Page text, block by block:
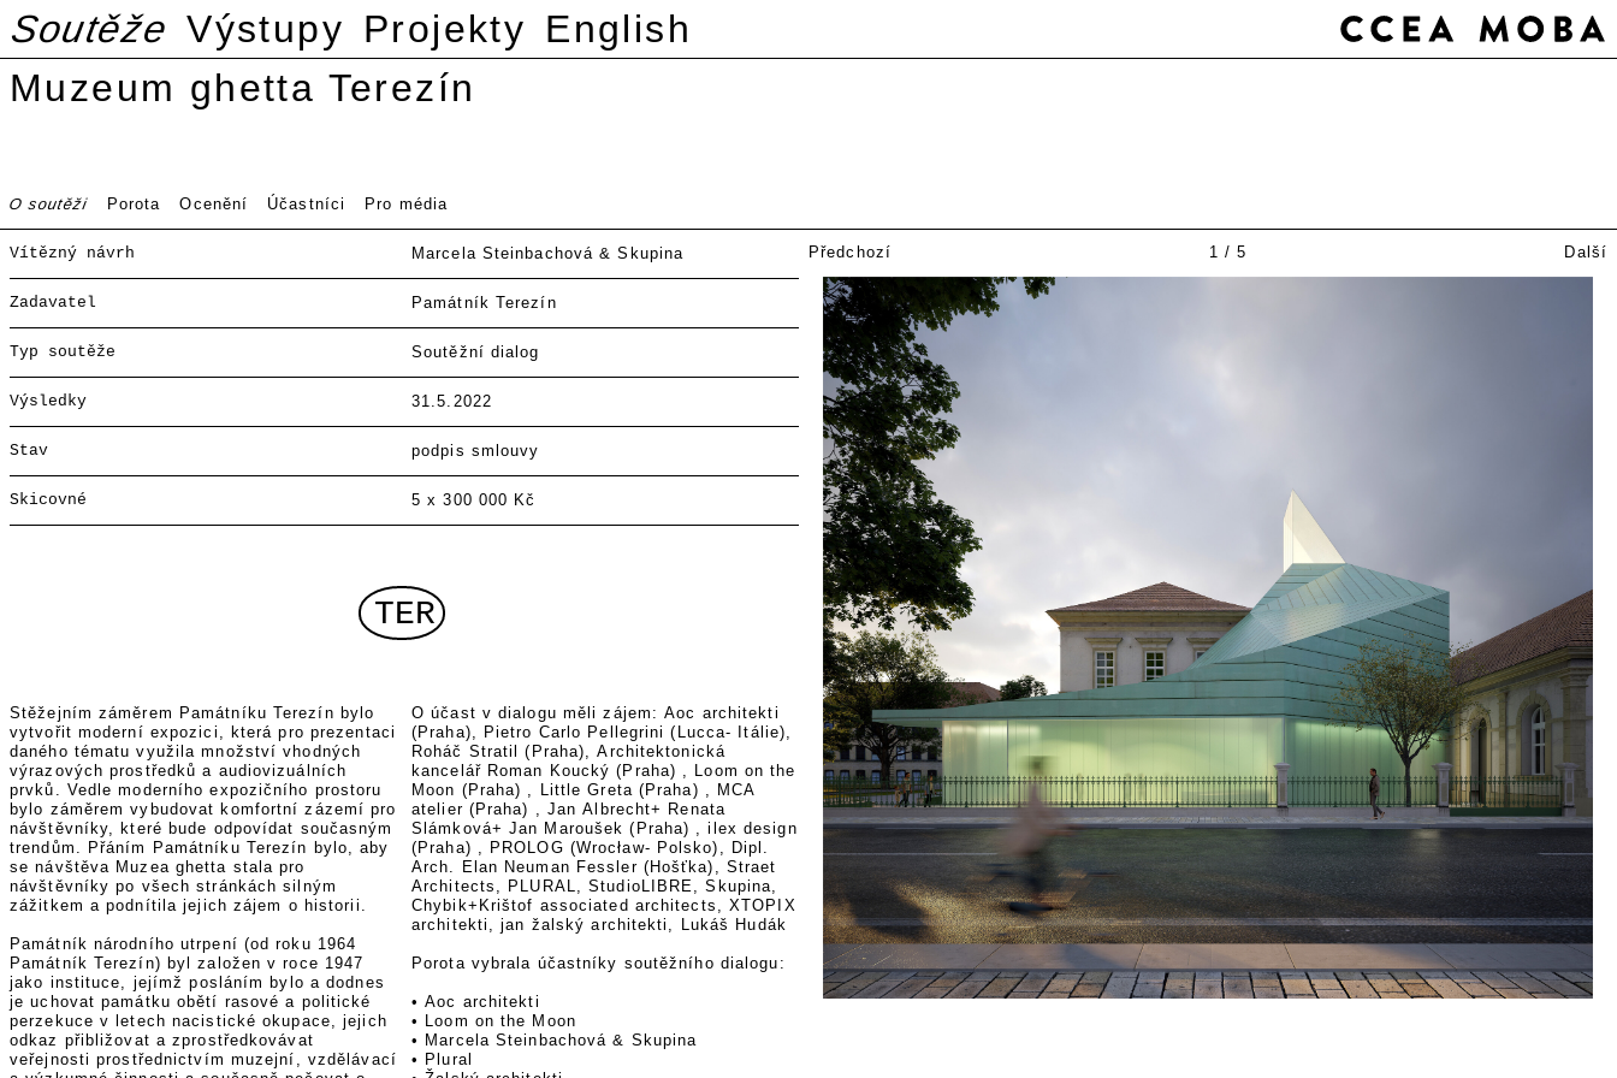
Soutěže Výstupy Projekty English
Muzeum ghetta Terezín
O soutěži Porota Ocenění Účastníci Pro média
Vítězný návrh Marcela Steinbachová & Skupina
Zadavatel Památník Terezín
Typ soutěže Soutěžní dialog
Výsledky 31.5.2022
Stav podpis smlouvy
Skicovné 5 x 300 000 Kč
TER
Stěžejním záměrem Památníku Terezín bylo
vytvořit moderní expozici, která pro prezentaci
daného tématu využila množství vhodných
výrazových prostředků a audiovizuálních
prvků. Vedle moderního expozičního prostoru
bylo záměrem vybudovat komfortní zázemí pro
návštěvníky, které bude odpovídat současným
trendům. Přáním Památníku Terezín bylo, aby
se návštěva Muzea ghetta stala pro
návštěvníky po všech stránkách silným
zážitkem a podnítila jejich zájem o historii.
Památník národního utrpení (od roku 1964
Památník Terezín) byl založen v roce 1947
jako instituce, jejímž posláním bylo a dodnes
je uchovat památku obětí rasové a politické
perzekuce v letech nacistické okupace, jejich
odkaz přibližovat a zprostředkovávat
veřejnosti prostřednictvím muzejní, vzdělávací
O účast v dialogu měli zájem: Aoc architekti
(Praha), Pietro Carlo Pellegrini (Lucca- Itálie),
Roháč Stratil (Praha), Architektonická
kancelář Roman Koucký (Praha) , Loom on the
Moon (Praha) , Little Greta (Praha) , MCA
atelier (Praha) , Jan Albrecht+ Renata
Slámková+ Jan Maroušek (Praha) , ilex design
(Praha) , PROLOG (Wrocław- Polsko), Dipl.
Arch. Elan Neuman Fessler (Hošťka), Straet
Architects, PLURAL, StudioLIBRE, Skupina,
Chybik+Krištof associated architects, XTOPIX
architekti, jan žalský architekti, Lukáš Hudák
Porota vybrala účastníky soutěžního dialogu:
•Aoc architekti
• Loom on the Moon
• Marcela Steinbachová & Skupina
• Plural
Předchozí 1 /5 Další